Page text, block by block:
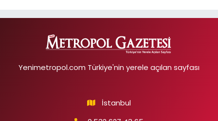
Yenimetropol.com Türkiye'nin yerele açılan sayfası
İstanbul